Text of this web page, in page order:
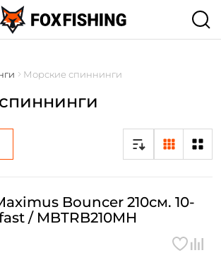
Морские спиннинги
Bouncer 210см. 10-
/ MBTRB210MH